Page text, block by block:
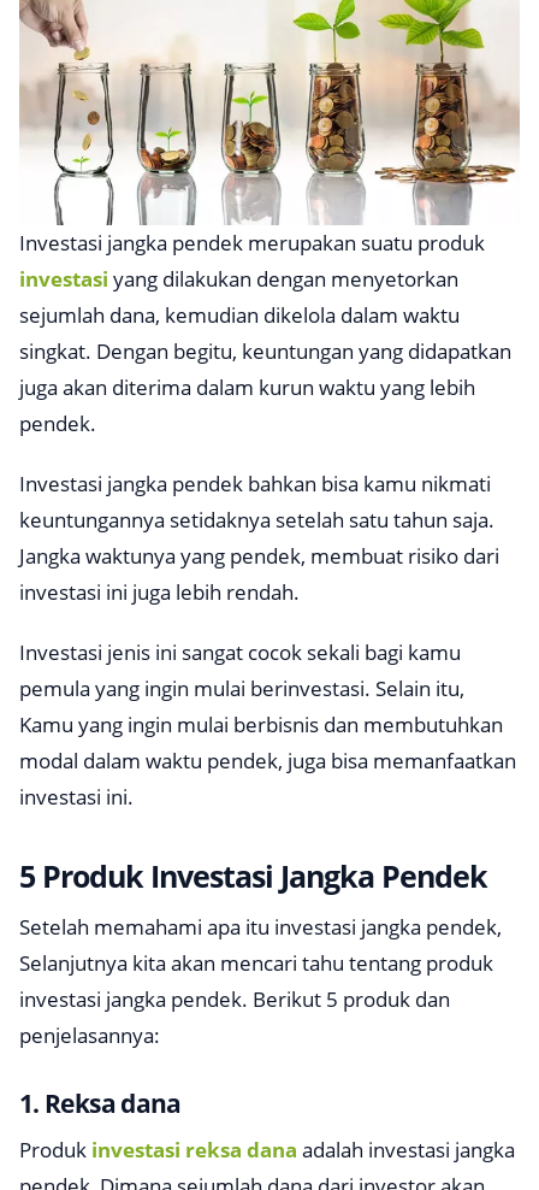
Investasi jangka pendek merupakan suatu produk
investasi yang dilakukan dengan menyetorkan
sejumlah dana, kemudian dikelola dalam waktu
singkat. Dengan begitu, keuntungan yang didapatkan
juga akan diterima dalam kurun waktu yang lebih
pendek.
Investasi jangka pendek bahkan bisa kamu nikmati
keuntungannya setidaknya setelah satu tahun saja.
Jangka waktunya yang pendek, membuat risiko dari
investasi ini juga lebih rendah.
Investasi jenis ini sangat cocok sekali bagi kamu
pemula yang ingin mulai berinvestasi. Selain itu,
Kamu yang ingin mulai berbisnis dan membutuhkan
modal dalam waktu pendek, juga bisa memanfaatkan
investasi ini.
5 Produk Investasi Jangka Pendek
Setelah memahami apa itu investasi jangka pendek,
Selanjutnya kita akan mencari tahu tentang produk
investasi jangka pendek. Berikut 5 produk dan
penjelasannya:
1. Reksa dana
Produk investasi reksa dana adalah investasi jangka